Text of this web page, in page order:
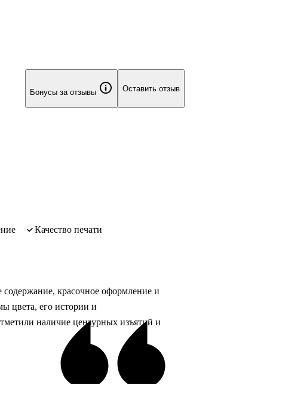
Бонусы за отзывы Оставить отзыв
качество печати
красочное оформление и
цвета, его истории и
наличие цензурных изъятий и